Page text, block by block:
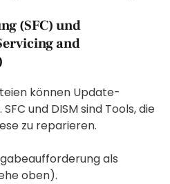
(SFC) und
and
können Update-
und DISM sind Tools, die
zu reparieren.
als
oben).